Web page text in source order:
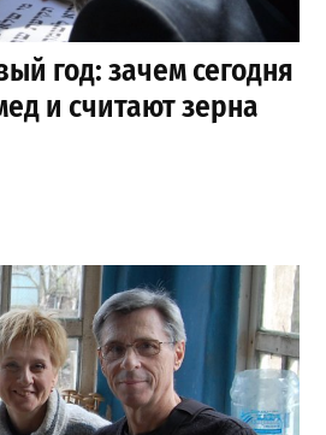
год: зачем сегодня
и считают зерна